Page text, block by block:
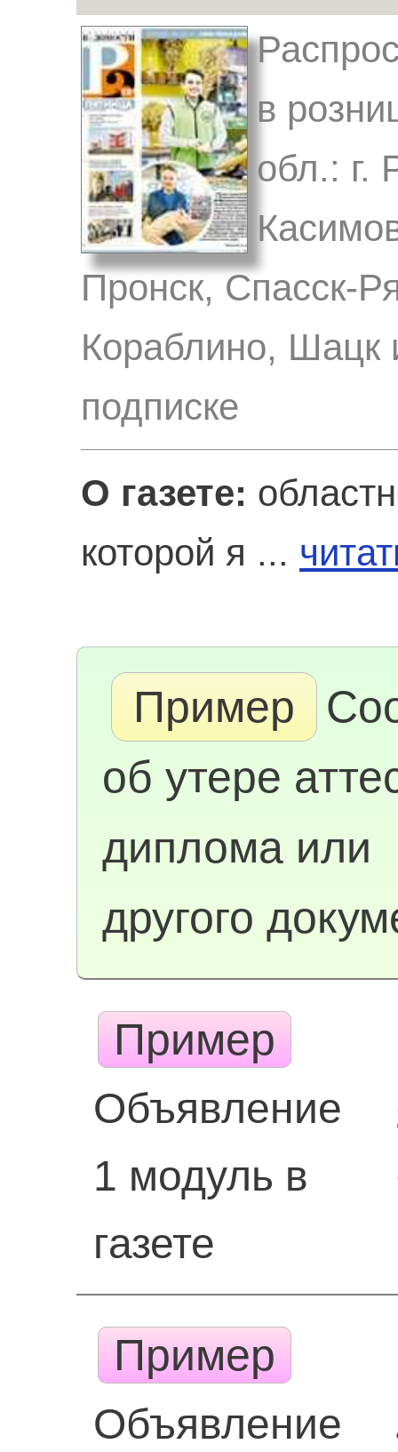
в
обл.: г.
Пронск, Спасск-
Кораблино, Шацк
подписке
О газете:
которой я ...
Пример
об утере
диплома или
другого
Пример
Объявление
1 модуль в
газете
Пример
Объявление